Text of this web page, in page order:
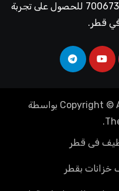
تترددوا في الاتصال بنا اليوم على 70067311 للحصول على تجربة
قطر.
Copyright © بواسطة
.
فى قطر
بقطر